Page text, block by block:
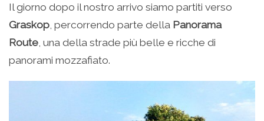
Il giorno dopo il nostro arrivo siamo partiti verso
Graskop , percorrendo parte della Panorama
Route , una della strade più belle e ricche di
panorami mozzafiato.